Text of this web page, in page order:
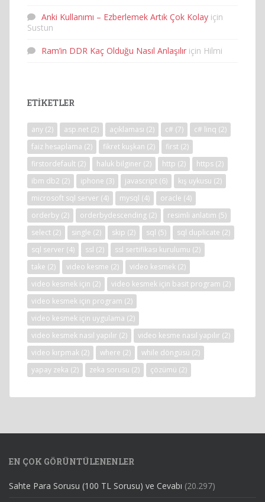
Anki Kullanımı – Ezberlemek Artık Çok Kolay için
Sustun
Ram’in DDR Kaç Olduğu Nasıl Anlaşılır için Hilmi
ETIKETLER
any (2) asp.net (2) açıklaması (2) c# (7) c# linq (2)
faiz hesaplama (2) fikret kuşkan (2) first (2)
firstordefault (2) haluk bilginer (2) http (2) https (2)
ibm db2 (2) iphone (3) javascript (6) kış uykusu (2)
microsoft sql server (4) mysql (4) oracle (4)
orderby (2) orderbydescending (2) resimli anlatım (5)
select (2) single (2) skip (2) sql (5) sql duplicate (2)
sql server (4) ssl (2) ssl sertifikası kurulumu (2)
take (2) video kesme (2) video kesmek (2)
video kesmek için (2) video kesmek için basit program (2)
video kesmek için program (2)
video kesmek için uygulama (2)
video kesmek nasıl yapılır (2) video kesme nasıl yapılır (2)
video kırpmak (2) where (2) while döngüsü (2)
yapay zeka (2) zeka sorusu (2) çözümü (2)
EN ÇOK GÖRÜNTÜLENENLER
Sahte Para Sorusu (100 TL Sorusu) ve Cevabı (20.297)